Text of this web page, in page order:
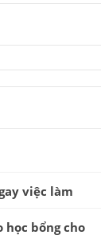
việc làm
học bổng cho